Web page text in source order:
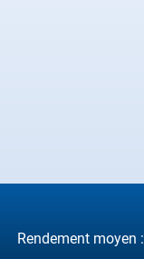
Rendement moyen :